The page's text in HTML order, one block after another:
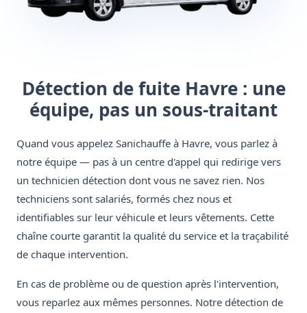
Détection de fuite Havre : une
équipe, pas un sous-traitant
Quand vous appelez Sanichauffe à Havre, vous parlez à
notre équipe — pas à un centre d'appel qui redirige vers
un technicien détection dont vous ne savez rien. Nos
techniciens sont salariés, formés chez nous et
identifiables sur leur véhicule et leurs vêtements. Cette
chaîne courte garantit la qualité du service et la traçabilité
de chaque intervention.
En cas de problème ou de question après l'intervention,
vous reparlez aux mêmes personnes. Notre détection de